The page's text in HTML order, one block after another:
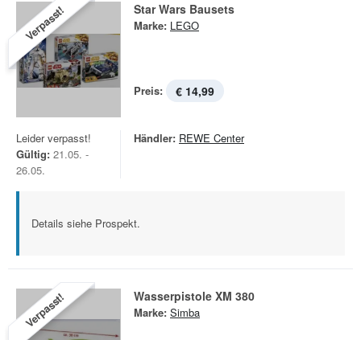
Verpasst! Star Wars Bausets
Marke: LEGO
Preis: € 14,99
Leider verpasst!
Gültig: 21.05. -
26.05.
Händler: REWE Center
Details siehe Prospekt.
Verpasst! Wasserpistole XM 380
Marke: Simba